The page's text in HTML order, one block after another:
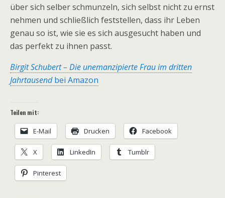
über sich selber schmunzeln, sich selbst nicht zu ernst
nehmen und schließlich feststellen, dass ihr Leben
genau so ist, wie sie es sich ausgesucht haben und
das perfekt zu ihnen passt.
Birgit Schubert – Die unemanzipierte Frau im dritten
Jahrtausendbei Amazon
Teilen mit:
E-Mail Drucken Facebook
X LinkedIn Tumblr
Pinterest